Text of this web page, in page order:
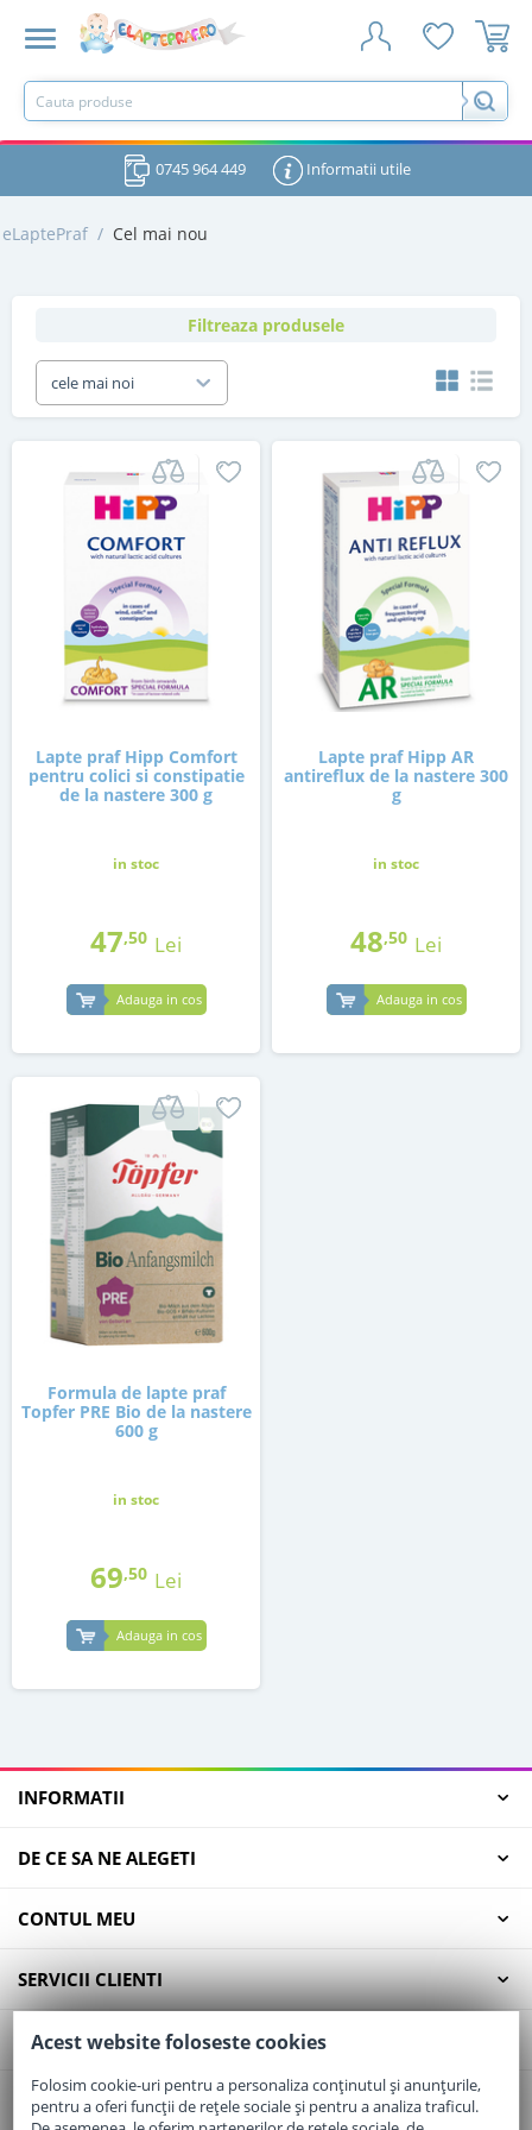
0745 964 449 Informatii utile
eLaptePraf / Cel mai nou
Filtreaza produsele
cele mai noi
Lapte praf Hipp Comfort
pentru colici si constipatie
de la nastere 300 g
in stoc
47,50 Lei
Adauga in cos
Lapte praf Hipp AR
antireflux de la nastere 300
g
in stoc
48,50 Lei
Adauga in cos
Formula de lapte praf
Topfer PRE Bio de la nastere
600 g
in stoc
69,50 Lei
Adauga in cos
INFORMATII
DE CE SA NE ALEGETI
CONTUL MEU
SERVICII CLIENTI
CONTACT
Email:office@elaptepraf.ro
Acest website foloseste cookies
Folosim cookie-uri pentru a personaliza conținutul și anunțurile,
pentru a oferi funcții de rețele sociale și pentru a analiza traficul.